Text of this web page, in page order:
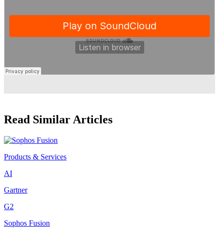
Read Similar Articles
Products & Services
AI
Gartner
G2
Sophos Fusion